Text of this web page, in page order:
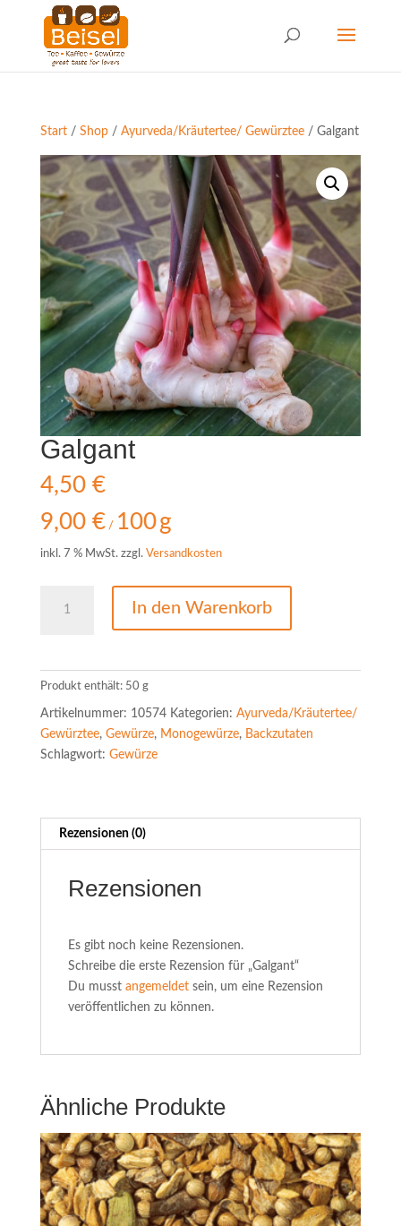
Start/ Shop/ Ayurveda/Kräutertee/ Gewürztee/ Galgant
Galgant
4,50 €
9,00 €/ 100g
inkl. 7 % MwSt. zzgl. Versandkosten
Menge
In den Warenkorb
Produkt enthält: 50 g
Artikelnummer: 10574 Kategorien: Ayurveda/Kräutertee/
Gewürztee, Gewürze, Monogewürze, Backzutaten
Schlagwort: Gewürze
Rezensionen (0)
Rezensionen
Es gibt noch keine Rezensionen.
Schreibe die erste Rezension für „Galgant“
Du musst angemeldetsein, um eine Rezension
veröffentlichen zu können.
Ähnliche Produkte